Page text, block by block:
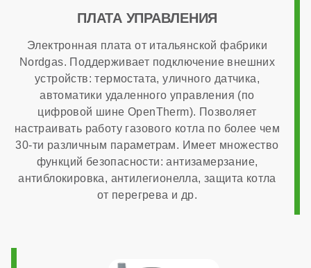
4,18 м³/час
Страна производства
ПЛАТА УПРАВЛЕНИЯ
Электронная плата от итальянской фабрики
Nordgas. Поддерживает подключение внешних
устройств: термостата, уличного датчика,
автоматики удаленного управления (по
цифровой шине OpenTherm). Позволяет
настраивать работу газового котла по более чем
30-ти различным параметрам. Имеет множество
функций безопасности: антизамерзание,
антиблокировка, антилегионелла, защита котла
от перегрева и др.